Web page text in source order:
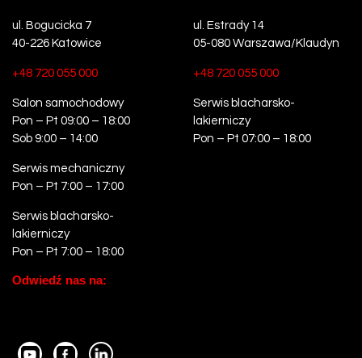
ul. Bogucicka 7
40-226 Katowice
+48 720 055 000
Salon samochodowy
Pon – Pt 09:00 – 18:00
Sob 9:00 – 14:00
Serwis mechaniczny
Pon – Pt 7:00 – 17:00
Serwis blacharsko-
lakierniczy
Pon – Pt 7:00 – 18:00
ul. Estrady 14
05-080 Warszawa/Klaudyn
+48 720 055 000
Serwis blacharsko-
lakierniczy
Pon – Pt 07:00 – 18:00
Odwiedź nas na: